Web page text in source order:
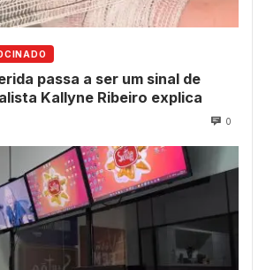
passa a ser um sinal de
Kallyne Ribeiro explica
0